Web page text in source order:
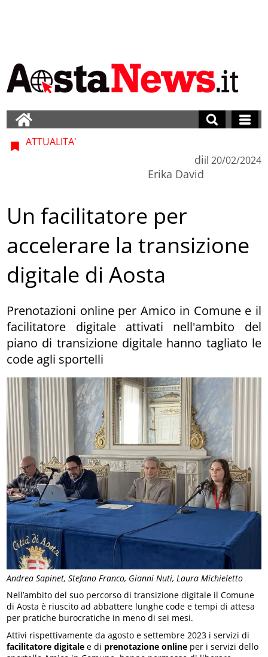
Andrea Sapinet, Stefano Franco, Gianni Nuti, Laura Michieletto
ATTUALITA'
di
Erika David
il 20/02/2024
Un facilitatore per
accelerare la transizione
digitale di Aosta
Prenotazioni online per Amico in Comune e il
facilitatore digitale attivati nell'ambito del
piano di transizione digitale hanno tagliato le
code agli sportelli
Nell’ambito del suo percorso di transizione digitale il Comune
di Aosta è riuscito ad abbattere lunghe code e tempi di attesa
per pratiche burocratiche in meno di sei mesi.
Attivi rispettivamente da agosto e settembre 2023 i servizi di
facilitatore digitale e di prenotazione online per i servizi dello